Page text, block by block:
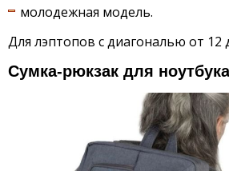
молодежная модель.
Для лэптопов с диагональю от
Сумка-рюкзак для ноутбука